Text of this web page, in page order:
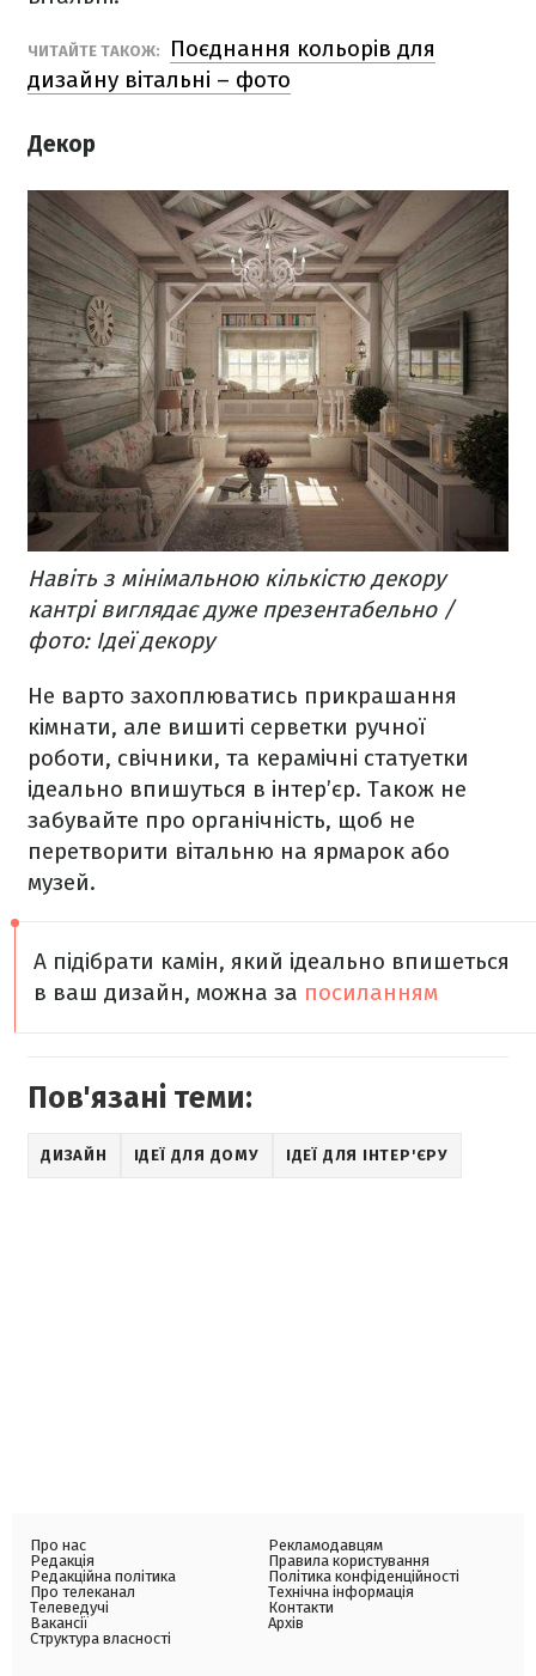
ЧИТАЙТЕ ТАКОЖ:
Поєднання кольорів для
дизайну вітальні – фото
Декор
Навіть з мінімальною кількістю декору
кантрі виглядає дуже презентабельно /
фото: Ідеї декору
Не варто захоплюватись прикрашання
кімнати, але вишиті серветки ручної
роботи, свічники, та керамічні статуетки
ідеально впишуться в інтер’єр. Також не
забувайте про органічність, щоб не
перетворити вітальню на ярмарок або
музей.
А підібрати камін, який ідеально впишеться
в ваш дизайн, можна за посиланням
Пов'язані теми:
ДИЗАЙН ІДЕЇ ДЛЯ ДОМУ ІДЕЇ ДЛЯ ІНТЕР'ЄРУ
Про нас
Редакція
Редакційна політика
Про телеканал
Телеведучі
Вакансії
Структура власності
Рекламодавцям
Правила користування
Політика конфіденційності
Технічна інформація
Контакти
Архів